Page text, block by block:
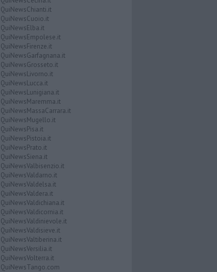
QuiNewsChianti.it
QuiNewsCuoio.it
QuiNewsElba.it
QuiNewsEmpolese.it
QuiNewsFirenze.it
QuiNewsGarfagnana.it
QuiNewsGrosseto.it
QuiNewsLivorno.it
QuiNewsLucca.it
QuiNewsLunigiana.it
QuiNewsMaremma.it
QuiNewsMassaCarrara.it
QuiNewsMugello.it
QuiNewsPisa.it
QuiNewsPistoia.it
QuiNewsPrato.it
QuiNewsSiena.it
QuiNewsValbisenzio.it
QuiNewsValdarno.it
QuiNewsValdelsa.it
QuiNewsValdera.it
QuiNewsValdichiana.it
QuiNewsValdicornia.it
QuiNewsValdinievole.it
QuiNewsValdisieve.it
QuiNewsValtiberina.it
QuiNewsVersilia.it
QuiNewsVolterra.it
QuiNewsTango.com